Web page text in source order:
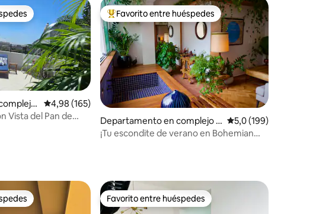
evaluaciones
Calificación promedio: 4,98 de 5. 165 evaluaciones
4,98 (165)
Vista del Pan de
Favorito entre los huéspedes más destacados
Favorito entre huéspedes
Departamento en complejo r
esidencial en Botafogo
Calificación
5,0 (199)
¡Tu escondite de verano en Bohemian
Favorito entre huéspedes
Favorito entre huéspedes